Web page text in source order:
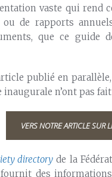
vaste qui rend
de rapports
que ce guide
publié en
n’ont pas
VERS NOTRE ARTICLE SUR
directory de la
des